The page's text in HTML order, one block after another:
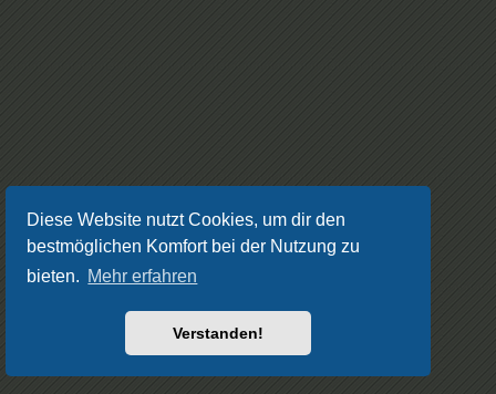
Diese Website nutzt Cookies, um dir den
bestmöglichen Komfort bei der Nutzung zu
bieten. Mehr erfahren
Verstanden!